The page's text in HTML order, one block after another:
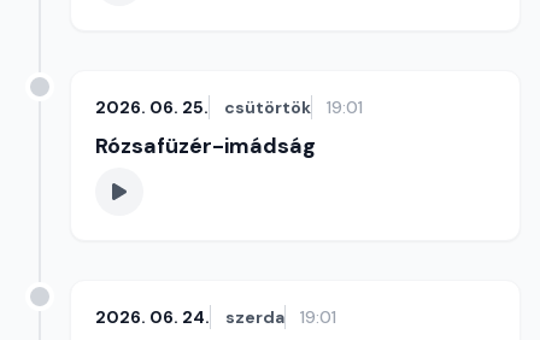
2026. 06. 25. csütörtök 19:01
Rózsafüzér-imádság
2026. 06. 24. szerda 19:01